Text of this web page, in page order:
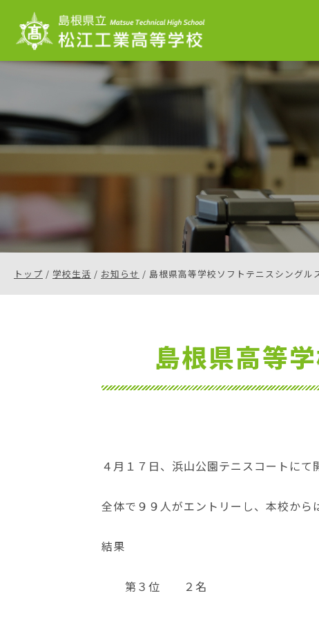
このページの本文へ
現
トップ / 学校生活 / お知らせ / 島根県高等学校ソフトテニスシングル
島根県高等
４月１７日、浜山公園テニスコートにて
全体で９９人がエントリーし、本校から
結果
第３位 ２名